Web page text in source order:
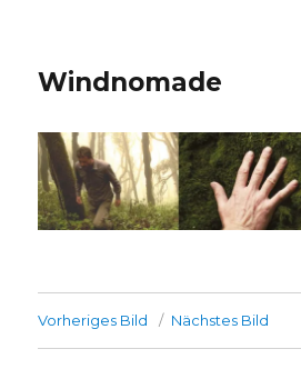
Windnomade
Vorheriges Bild Nächstes Bild